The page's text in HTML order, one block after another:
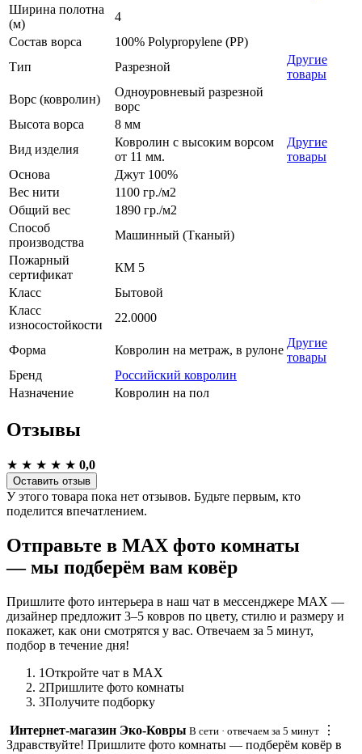
Ширина полотна
(м)
4
Состав ворса
100% Polypropylene (PP)
Тип
Разрезной
Другие
товары
Ворс (ковролин)
Одноуровневый разрезной
ворс
Высота ворса
8 мм
Вид изделия
Ковролин с высоким ворсом
от 11 мм.
Другие
товары
Основа
Джут 100%
Вес нити
1100 гр./м2
Общий вес
1890 гр./м2
Способ
производства
Машинный (Тканый)
Пожарный
сертификат
КМ 5
Класс
Бытовой
Класс
износостойкости
22.0000
Форма Ковролин на метраж, в рулоне
Другие
товары
Бренд
Российский ковролин
Назначение
Ковролин на пол
Отзывы
★ ★ ★ ★ ★ 0,0
Оставить отзыв
У этого товара пока нет отзывов. Будьте первым, кто
поделится впечатлением.
Отправьте в MAX фото комнаты
— мы подберём вам ковёр
Пришлите фото интерьера в наш чат в мессенджере MAX —
дизайнер предложит 3–5 ковров по цвету, стилю и размеру и
покажет, как они смотрятся у вас. Отвечаем за 5 минут,
подбор в течение дня!
1Откройте чат в MAX
2Пришлите фото комнаты
3Получите подборку
Интернет-магазин Эко-Ковры В сети · отвечаем за 5 минут
⋮
Здравствуйте! Пришлите фото комнаты — подберём ковёр в